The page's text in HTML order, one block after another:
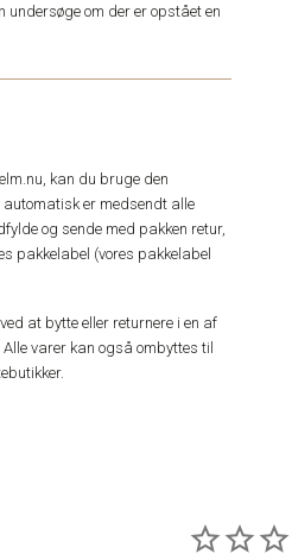
om der er opstået en
kan du bruge den
er medsendt alle
og sende med pakken retur,
pakkelabel (vores pakkelabel
at bytte eller returnere i en af
varer kan også ombyttes til